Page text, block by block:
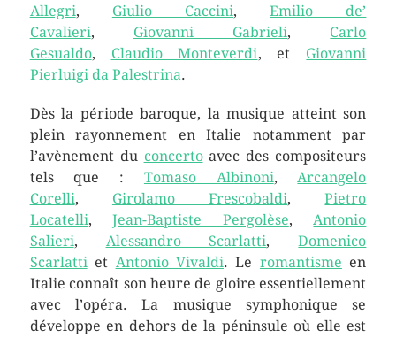
Allegri, Giulio Caccini,Emilio de’
Cavalieri, Giovanni Gabrieli, Carlo
Gesualdo, Claudio Monteverdi, et Giovanni
Pierluigi da Palestrina.
Dès la période baroque, la musique atteint son
plein rayonnement en Italie notamment par
l’avènement du concertoavec des compositeurs
tels que : Tomaso Albinoni,Arcangelo
Corelli, Girolamo Frescobaldi,Pietro
Locatelli,Jean-Baptiste Pergolèse,Antonio
Salieri, Alessandro Scarlatti,Domenico
Scarlattiet Antonio Vivaldi. Le romantisme en
Italie connaît son heure de gloire essentiellement
avec l’opéra. La musique symphonique se
développe en dehors de la péninsule où elle est